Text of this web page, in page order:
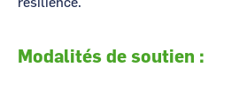
résilience.
Modalités de soutien :